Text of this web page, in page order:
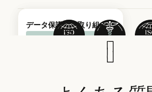
文書と認証
トラストセンターにてコン
プライアンスに関する文書
と認証の詳細をご確認いた
データ保護への取り組み
デフォルトでは、